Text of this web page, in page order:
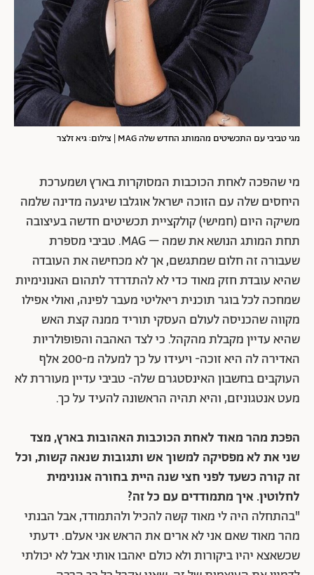
מגי טביבי עם התכשיטים מהמותג החדש שלה MAG | צילום: גיא זלצר
מי שהפכה לאחת הכוכבות המסוקרות בארץ ושמערכת
היחסים שלה עם הזוכה ישראל אוגלבו שיגעה מדינה שלמה
משיקה היום (חמישי) קולקציית תכשיטים חדשה בעיצובה
תחת המותג הנושא את שמה – MAG. טביבי מספרת
שעבורה זה חלום שמתגשם, אך לא מכחישה את העובדה
שהיא עובדת חזק מאוד כדי לא להתדרדר לתהום האנונימיות
שמחכה לכל בוגר תוכנית ריאליטי מעבר לפינה, ואולי אפילו
מקווה שהכניסה לעולם העסקי תוריד ממנה קצת האש
שהיא עדיין מקבלת מהקהל. כי לצד האהבה והפופולריות
האדירה לה היא זוכה- ויעידו על כך למעלה מ-200 אלף
העוקבים בחשבון האינסטגרם שלה- טביבי עדיין מעוררת לא
מעט אנטגוניזם, והיא תהיה הראשונה להעיד על כך.
הפכת מהר מאוד לאחת הכוכבות האהובות בארץ, מצד
שני את לא מפסיקה למשוך אש ותגובות שנאה קשות, וכל
זה קורה כשעד לפני חצי שנה היית בחורה אנונימית
לחלוטין. איך מתמודדים עם כל זה?
"בהתחלה היה לי מאוד קשה להכיל ולהתמודד, אבל הבנתי
מהר מאוד שאם אני לא ארים את הראש אני אעלם. ידעתי
שכשאצא יהיו ביקורות ולא כולם יאהבו אותי אבל לא יכולתי